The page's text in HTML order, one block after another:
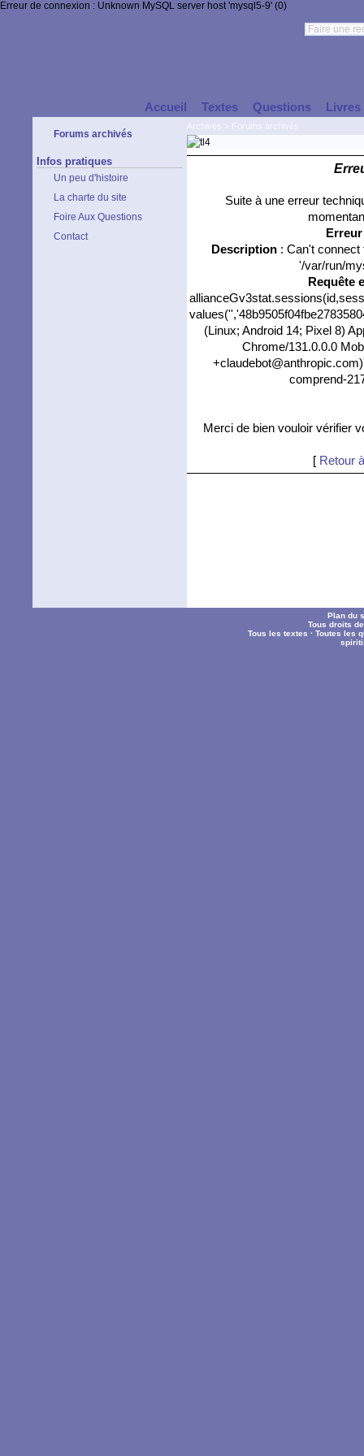
Erreur de connexion : Unknown MySQL server host 'mysql5-9' (0)
Accueil Textes Questions Livres
Forums archivés
Infos pratiques
Un peu d'histoire
La charte du site
Foire Aux Questions
Contact
Suite à une erreur
Description: Can't connect
'/var/run/
Requête
(Linux; Android 14; Pixel 8)
Chrome/131.0.0.0
comprend-
Merci de bien vouloir vérifier
[ Retour
Plan du
Tous droits
Tous les textes ·Toutes les